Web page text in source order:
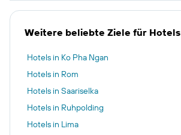
Weitere beliebte Ziele für Hotels
Hotels in Ko Pha Ngan
Hotels in Rom
Hotels in Saariselka
Hotels in Ruhpolding
Hotels in Lima